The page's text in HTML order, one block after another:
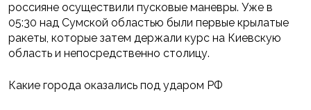
россияне осуществили пусковые маневры. Уже в
05:30 над Сумской областью были первые крылатые
ракеты, которые затем держали курс на Киевскую
область и непосредственно столицу.
Какие города оказались под ударом РФ